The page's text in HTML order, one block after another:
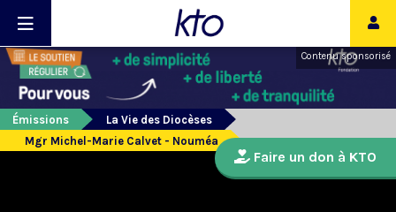
Contenu sponsorisé
Émissions
La Vie des Diocèses
Mgr Michel-Marie Calvet - Nouméa
Faire un don à KTO